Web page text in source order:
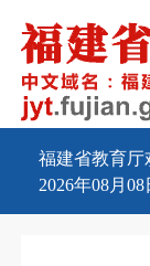
福建省教育厅
2026年08月08